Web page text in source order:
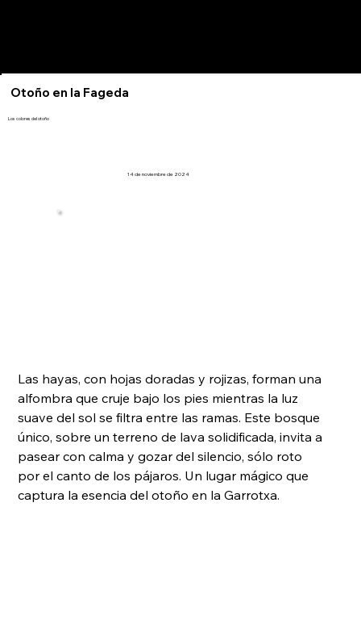
Otoño en la Fageda
Los colores del otoño
14 de noviembre de 2024
Las hayas, con hojas doradas y rojizas, forman una
alfombra que cruje bajo los pies mientras la luz
suave del sol se filtra entre las ramas. Este bosque
único, sobre un terreno de lava solidificada, invita a
pasear con calma y gozar del silencio, sólo roto
por el canto de los pájaros. Un lugar mágico que
captura la esencia del otoño en la Garrotxa.